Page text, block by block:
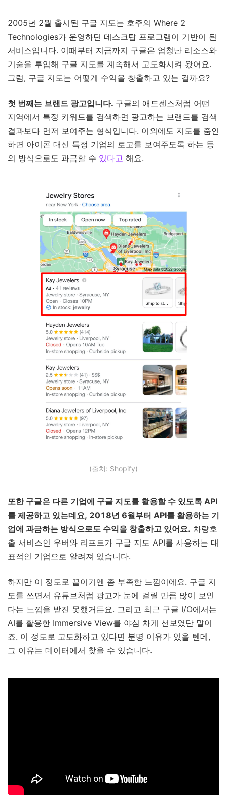
2005년 2월 출시된 구글 지도는 호주의 Where 2
Technologies가 운영하던 데스크탑 프로그램이 기반이 된
서비스입니다. 이때부터 지금까지 구글은 엄청난 리소스와
기술을 투입해 구글 지도를 계속해서 고도화시켜 왔어요.
그럼, 구글 지도는 어떻게 수익을 창출하고 있는 걸까요?
첫 번째는 브랜드 광고입니다. 구글의 애드센스처럼 어떤
지역에서 특정 키워드를 검색하면 광고하는 브랜드를 검색
결과보다 먼저 보여주는 형식입니다. 이외에도 지도를 줌인
하면 아이콘 대신 특정 기업의 로고를 보여주도록 하는 등
의 방식으로도 과금할 수 있다고 해요.
(출처: Shopify)
또한 구글은 다른 기업에 구글 지도를 활용할 수 있도록 API
를 제공하고 있는데요, 2018년 6월부터 API를 활용하는 기
업에 과금하는 방식으로도 수익을 창출하고 있어요. 차량호
출 서비스인 우버와 리프트가 구글 지도 API를 사용하는 대
표적인 기업으로 알려져 있습니다.
하지만 이 정도로 끝이기엔 좀 부족한 느낌이에요. 구글 지
도를 쓰면서 유튜브처럼 광고가 눈에 걸릴 만큼 많이 보인
다는 느낌을 받진 못했거든요. 그리고 최근 구글 I/O에서는
AI를 활용한 Immersive View를 야심 차게 선보였단 말이
죠. 이 정도로 고도화하고 있다면 분명 이유가 있을 텐데,
그 이유는 데이터에서 찾을 수 있습니다.